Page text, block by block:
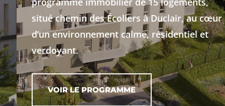
situé chemin des Écoliers à Duclair, au cœur
d’un environnement calme, résidentiel et
verdoyant.
VOIR LE PROGRAMME